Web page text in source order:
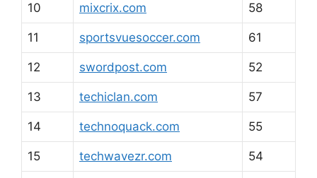
10 mixcrix.com 58
11 sportsvuesoccer.com 61
12 swordpost.com 52
13 techiclan.com 57
14 technoquack.com 55
15 techwavezr.com 54